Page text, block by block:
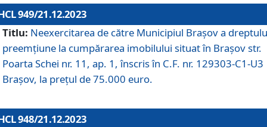
949/21.12.2023
Titlu: Neexercitarea de către Municipiul Brașov a
preemțiune la cumpărarea imobilului situat în Brașov str.
Poarta Schei nr. 11, ap. 1, înscris în C.F. nr. 129303-C1-U3
Brașov, la prețul de 75.000 euro.
948/21.12.2023